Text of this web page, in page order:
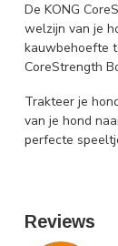
De KONG
welzijn van je
kauwbehoefte
CoreStrength
Trakteer je
van je hond
perfecte
Reviews